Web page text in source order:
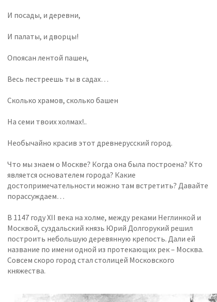
И посады, и деревни,
И палаты, и дворцы!
Опоясан лентой пашен,
Весь пестреешь ты в садах…
Сколько храмов, сколько башен
На семи твоих холмах!..
Необычайно красив этот древнерусский город.
Что мы знаем о Москве? Когда она была построена? Кто
является основателем города? Какие
достопримечательности можно там встретить? Давайте
порассуждаем…
В 1147 году XII века на холме, между реками Неглинкой и
Москвой, суздальский князь Юрий Долгорукий решил
построить небольшую деревянную крепость. Дали ей
название по имени одной из протекающих рек – Москва.
Совсем скоро город стал столицей Московского
княжества.